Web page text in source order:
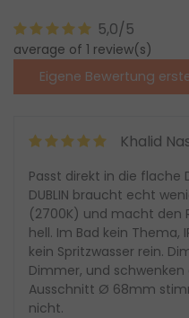
5,0/5
average of 1 review(s)
Eigene Bewertung
Khalid
Passt direkt in die flache
DUBLIN braucht echt
(2700K) und macht den
hell. Im Bad kein
kein Spritzwasser rein.
Dimmer, und
Ausschnitt Ø 68mm
nicht.